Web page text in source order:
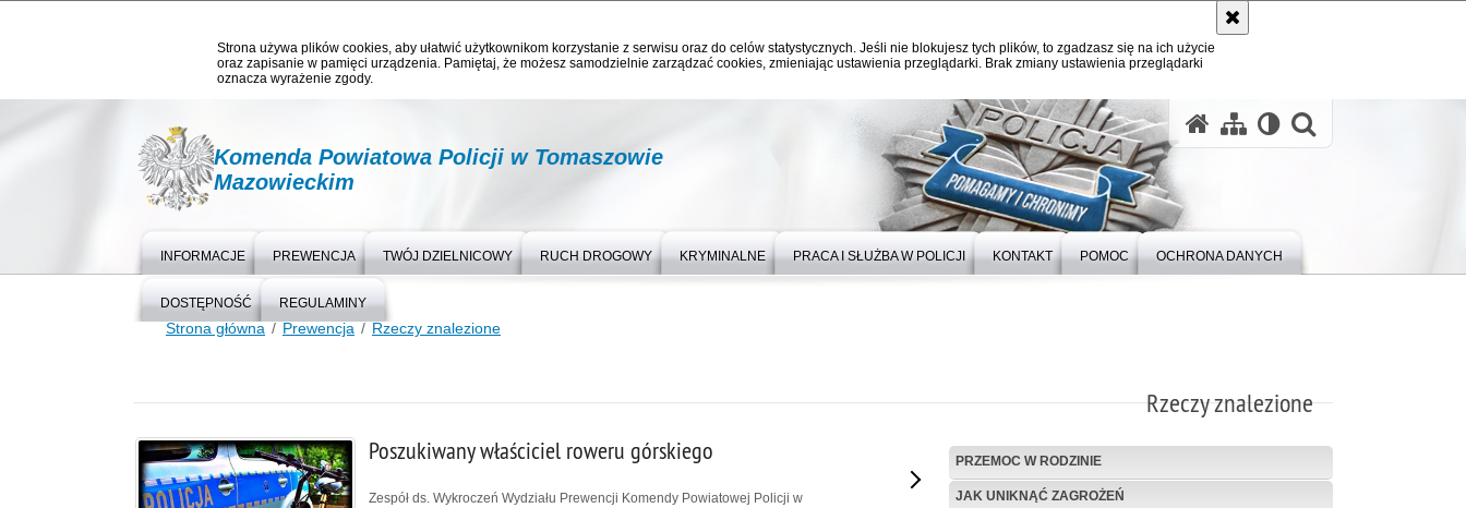
Strona używa plików cookies, aby ułatwić użytkownikom korzystanie z serwisu oraz do celów statystycznych. Jeśli nie blokujesz tych plików, to zgadzasz się na ich użycie
oraz zapisanie w pamięci urządzenia. Pamiętaj, że możesz samodzielnie zarządzać cookies, zmieniając ustawienia przeglądarki. Brak zmiany ustawienia przeglądarki
oznacza wyrażenie zgody.
Komenda Powiatowa Policji w Tomaszowie
Mazowieckim
INFORMACJE PREWENCJA TWÓJ DZIELNICOWY RUCH DROGOWY KRYMINALNE PRACA I SŁUŻBA W POLICJI KONTAKT POMOC OCHRONA DANYCH
DOSTĘPNOŚĆ REGULAMINY
Strona główna Prewencja Rzeczy znalezione
Rzeczy znalezione
Poszukiwany właściciel roweru górskiego
Zespół ds. Wykroczeń Wydziału Prewencji Komendy Powiatowej Policji w
PRZEMOC W RODZINIE
JAK UNIKNĄĆ ZAGROŻEŃ